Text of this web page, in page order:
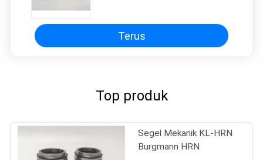
Terus
Top produk
Segel Mekanik KL-HRN
Burgmann HRN